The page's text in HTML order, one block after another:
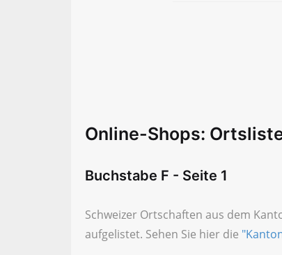
Online-Shops:
Buchstabe F - Seite 1
Schweizer Ortschaften aus dem
aufgelistet. Sehen Sie hier die